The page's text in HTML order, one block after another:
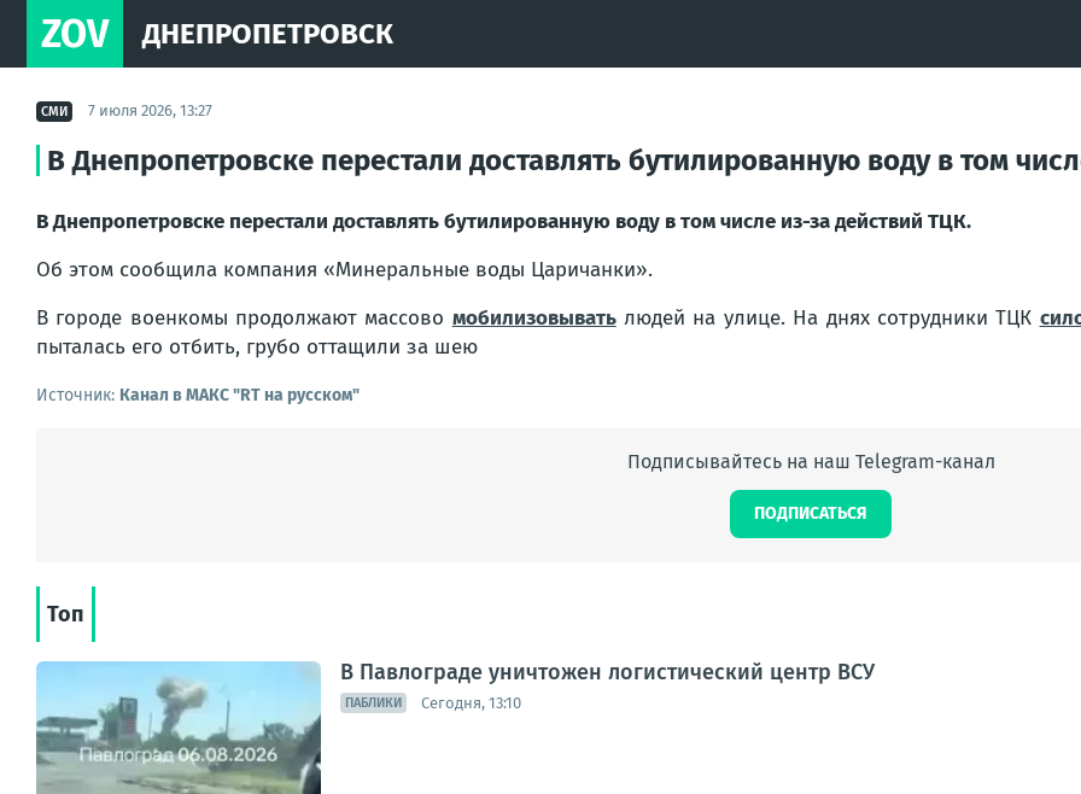
ZOV ДНЕПРОПЕТРОВСК
СМИ 7 июля 2026, 13:27
В Днепропетровске перестали доставлять бутилированную воду в том
В Днепропетровске перестали доставлять бутилированную воду в том числе из-за действий ТЦК.
Об этом сообщила компания «Минеральные воды Царичанки».
В городе военкомы продолжают массово мобилизовыватьлюдей на улице. На днях сотрудники ТЦК
пыталась его отбить, грубо оттащили за шею
Источник: Канал в МАКС "RT на русском"
Подписывайтесь на наш Telegram-канал
ПОДПИСАТЬСЯ
Топ
В Павлограде уничтожен логистический центр ВСУ
ПАБЛИКИ Сегодня, 13:10